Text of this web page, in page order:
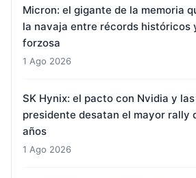
Micron: el gigante de la memoria
la navaja entre récords históricos
forzosa
1 Ago 2026
SK Hynix: el pacto con Nvidia y
presidente desatan el mayor rally
años
1 Ago 2026